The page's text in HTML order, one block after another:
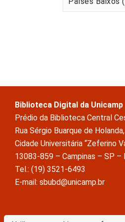
Biblioteca Digital da Unicamp
Prédio da Biblioteca Central
Rua Sérgio Buarque de
Cidade Universitária “Zeferino
13083-859 – Campinas – SP –
Tel.: (19) 3521-6493
E-mail: sbubd@unicamp.br
A Biblioteca Digital da Unicamp está